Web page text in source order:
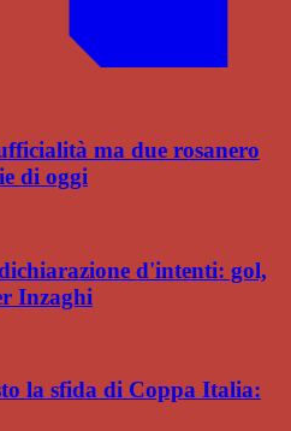
ma due rosanero
di oggi
d'intenti: gol,
Inzaghi
la sfida di Coppa Italia: